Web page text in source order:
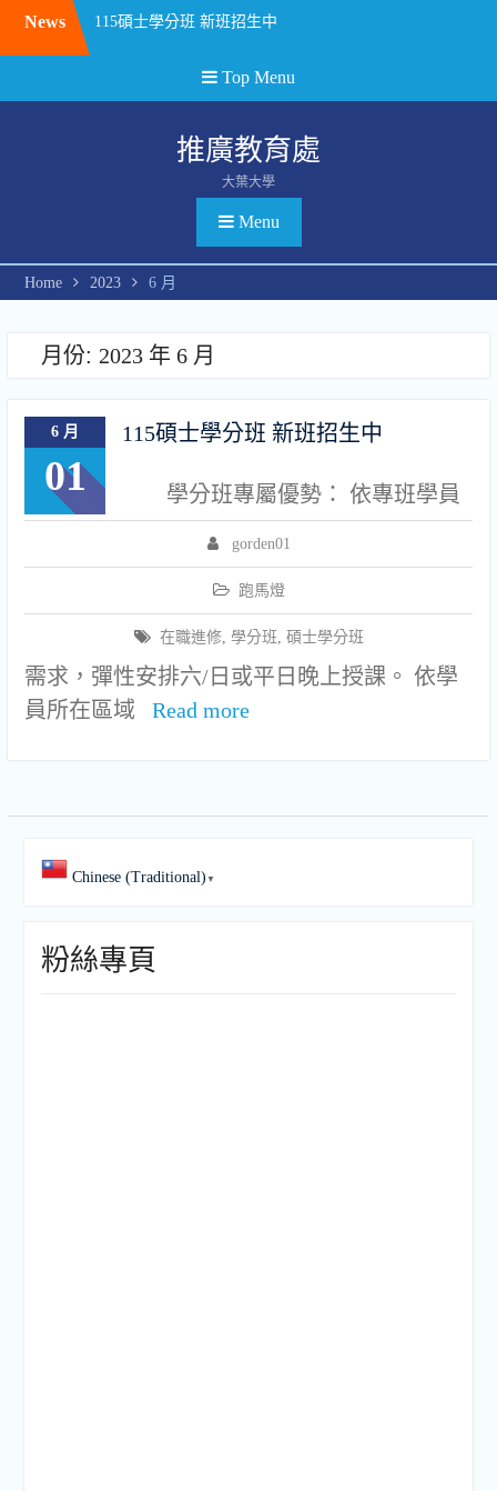
content
News
115碩士學分班 新班招生中
Top Menu
推廣教育處
大葉大學
Menu
Home 2023 6 月
月份: 2023 年 6 月
6 月
01
115碩士學分班 新班招生中
gorden01
跑馬燈
在職進修, 學分班, 碩士學分班
學分班專屬優勢： 依專班學員
需求，彈性安排六/日或平日晚上授課。 依學
員所在區域
Read more
Chinese (Traditional) ▼
粉絲專頁